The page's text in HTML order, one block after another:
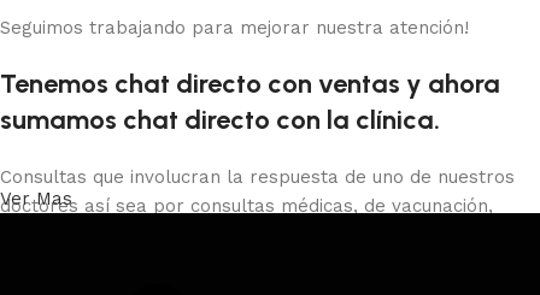
Seguimos trabajando para mejorar nuestra atención!
Tenemos chat directo con ventas y ahora
sumamos chat directo con la clínica.
Consultas que involucran la respuesta de uno de nuestros
doctores así sea por consultas médicas, de vacunación,
Ver Mas